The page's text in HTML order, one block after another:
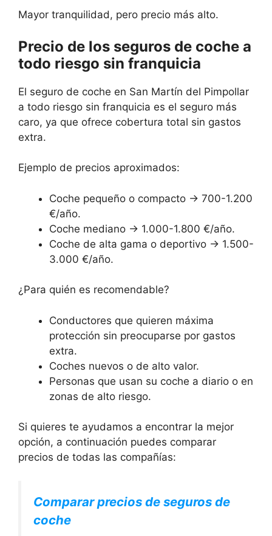
Mayor tranquilidad, pero precio más alto.
Precio de los seguros de coche a
todo riesgo sin franquicia
El seguro de coche en San Martín del Pimpollar
a todo riesgo sin franquicia es el seguro más
caro, ya que ofrece cobertura total sin gastos
extra.
Ejemplo de precios aproximados:
Coche pequeño o compacto → 700-1.200
€/año.
Coche mediano → 1.000-1.800 €/año.
Coche de alta gama o deportivo → 1.500-
3.000 €/año.
¿Para quién es recomendable?
Conductores que quieren máxima
protección sin preocuparse por gastos
extra.
Coches nuevos o de alto valor.
Personas que usan su coche a diario o en
zonas de alto riesgo.
Si quieres te ayudamos a encontrar la mejor
opción, a continuación puedes comparar
precios de todas las compañías:
Comparar precios de seguros de
coche